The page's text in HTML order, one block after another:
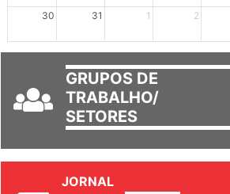
30 31 1 2
GRUPOS DE
TRABALHO/
SETORES
JORNAL